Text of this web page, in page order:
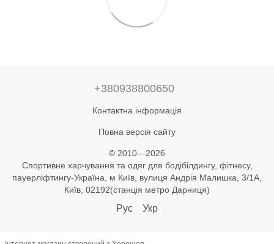
+380938800650
Контактна інформація
Повна версія сайту
© 2010—2026
Спортивне харчування та одяг для бодібілдингу, фітнесу,
пауерліфтингу-Україна, м Київ, вулиця Андрія Малишка, 3/1А,
Київ, 02192(станція метро Дарниця)
Рус Укр